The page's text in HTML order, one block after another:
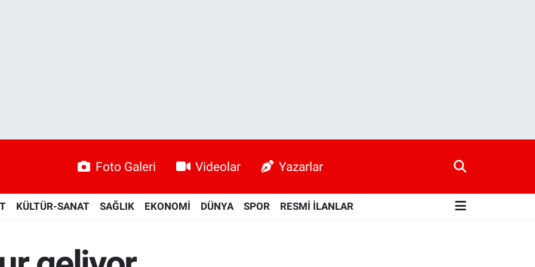
Foto Galeri Videolar Yazarlar
KÜLTÜR-SANAT SAĞLIK EKONOMİ DÜNYA SPOR RESMİ İLANLAR